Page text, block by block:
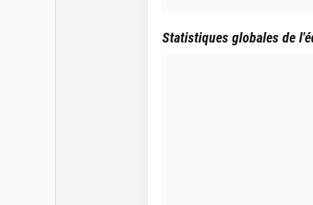
Statistiques globales de